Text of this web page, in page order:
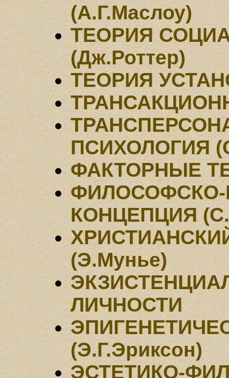
(А.Г.Маслоу)
ТЕОРИЯ
(Дж.Роттер)
ТЕОРИЯ
ПСИХОЛОГИЯ
ФАКТОРНЫЕ
ФИЛОСОФСКО-
КОНЦЕПЦИЯ
(Э.Мунье)
ЛИЧНОСТИ
(Э.Г.Эриксон)
ЭСТЕТИКО-